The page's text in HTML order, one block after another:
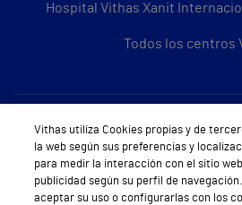
Hospital Vithas Xanit
Todos los centros
Sobre Vithas
Quiénes somos
Trabajar en
Vithas utiliza Cookies propias y de
la web según sus preferencias y
para medir la interacción con el sitio
publicidad según su perfil de
aceptar su uso o configurarlas con los